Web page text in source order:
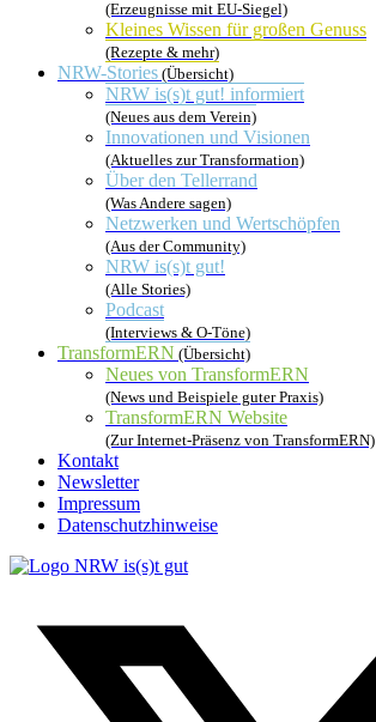
(Erzeugnisse mit EU-Siegel)
Kleines Wissen für großen Genuss
(Rezepte & mehr)
NRW-Stories (Übersicht)
NRW is(s)t gut! informiert
(Neues aus dem Verein)
Innovationen und Visionen
(Aktuelles zur Transformation)
Über den Tellerrand
(Was Andere sagen)
Netzwerken und Wertschöpfen
(Aus der Community)
NRW is(s)t gut!
(Alle Stories)
Podcast
(Interviews & O-Töne)
TransformERN (Übersicht)
Neues von TransformERN
(News und Beispiele guter Praxis)
TransformERN Website
(Zur Internet-Präsenz von TransformERN)
Kontakt
Newsletter
Impressum
Datenschutzhinweise